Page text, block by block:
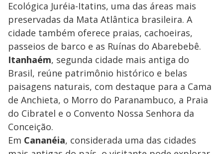
Ecológica Juréia-Itatins, uma das áreas mais
preservadas da Mata Atlântica brasileira. A
cidade também oferece praias, cachoeiras,
passeios de barco e as Ruínas do Abarebebê.
Itanhaém, segunda cidade mais antiga do
Brasil, reúne patrimônio histórico e belas
paisagens naturais, com destaque para a Cama
de Anchieta, o Morro do Paranambuco, a Praia
do Cibratel e o Convento Nossa Senhora da
Conceição.
Em Cananéia, considerada uma das cidades